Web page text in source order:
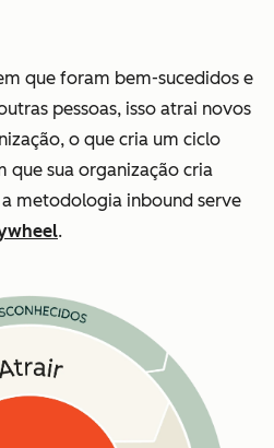
que foram bem-sucedidos e
pessoas, isso atrai novos
o que cria um ciclo
que sua organização cria
metodologia inbound serve
.